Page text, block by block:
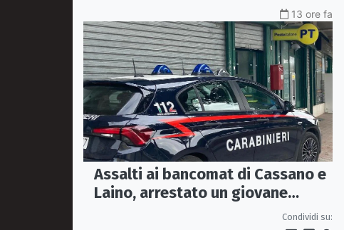
13 ore fa
Assalti ai bancomat di Cassano e
Laino, arrestato un giovane
Condividi su: